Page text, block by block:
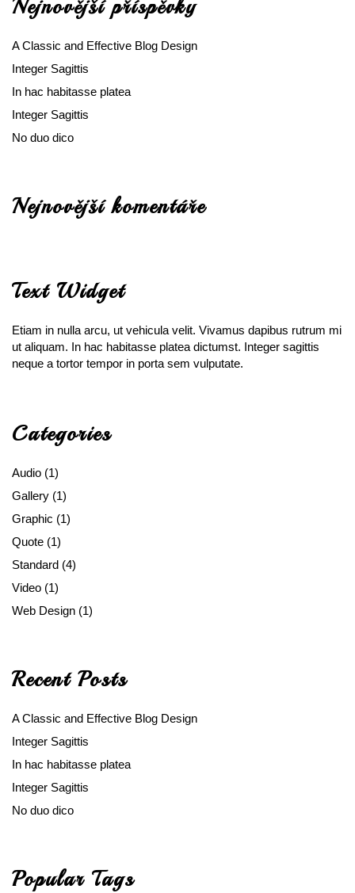
Nejnovější příspěvky
A Classic and Effective Blog Design
Integer Sagittis
In hac habitasse platea
Integer Sagittis
No duo dico
Nejnovější komentáře
Text Widget
Etiam in nulla arcu, ut vehicula velit. Vivamus dapibus rutrum mi
ut aliquam. In hac habitasse platea dictumst. Integer sagittis
neque a tortor tempor in porta sem vulputate.
Categories
Audio (1)
Gallery (1)
Graphic (1)
Quote (1)
Standard (4)
Video (1)
Web Design (1)
Recent Posts
A Classic and Effective Blog Design
Integer Sagittis
In hac habitasse platea
Integer Sagittis
No duo dico
Popular Tags